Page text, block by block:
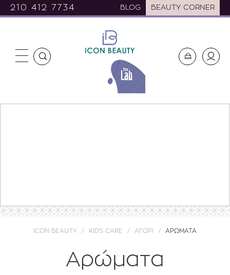
210 412 7734 BLOG BEAUTY CORNER
ICON BEAUTY KIDS CARE ΑΓΟΡΙ ΑΡΩΜΑΤΑ
Αρώματα